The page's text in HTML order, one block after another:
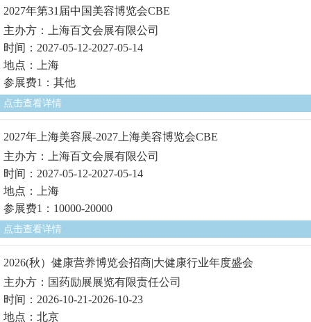
2027年第31届中国美容博览会CBE
主办方：上海百文会展有限公司
时间：2027-05-12-2027-05-14
地点：上海
参展费1：其他
点击查看详情
2027年上海美容展-2027上海美容博览会CBE
主办方：上海百文会展有限公司
时间：2027-05-12-2027-05-14
地点：上海
参展费1：10000-20000
点击查看详情
2026(秋）健康营养博览会招商|大健康行业年度盛会
主办方：国药励展展览有限责任公司
时间：2026-10-21-2026-10-23
地点：北京